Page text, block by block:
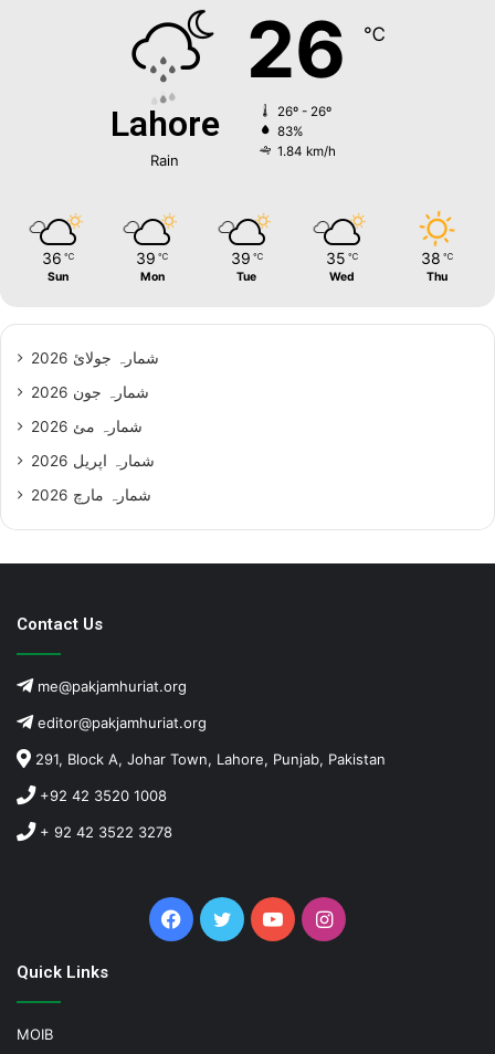
Lahore
Rain
26 ℃
26º - 26º
83%
1.84 km/h
36 ℃
Sun
39 ℃
Mon
39 ℃
Tue
35 ℃
Wed
38 ℃
Thu
شمارہ جولائ 2026
شمارہ جون 2026
شمارہ مئ 2026
شمارہ اپریل 2026
شمارہ مارچ 2026
Contact Us
me@pakjamhuriat.org
editor@pakjamhuriat.org
291, Block A, Johar Town, Lahore, Punjab, Pakistan
+92 42 3520 1008
+ 92 42 3522 3278
Facebook
TwitterYouTubeInstagram
Quick Links
MOIB